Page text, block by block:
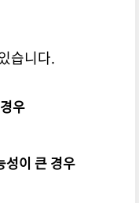
습니다.
우
성이 큰 경우